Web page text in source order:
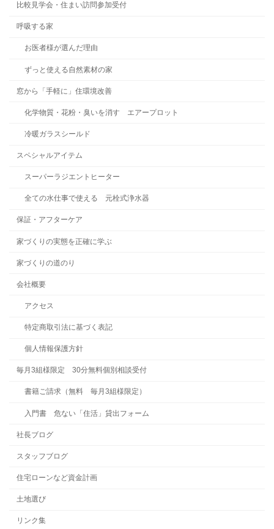
比較見学会・住まい訪問参加受付
呼吸する家
お医者様が選んだ理由
ずっと使える自然素材の家
窓から「手軽に」住環境改善
化学物質・花粉・臭いを消す エアープロット
冷暖ガラスシールド
スペシャルアイテム
スーパーラジエントヒーター
全ての水仕事で使える 元栓式浄水器
保証・アフターケア
家づくりの実態を正確に学ぶ
家づくりの道のり
会社概要
アクセス
特定商取引法に基づく表記
個人情報保護方針
毎月3組様限定 30分無料個別相談受付
書籍ご請求（無料 毎月3組様限定）
入門書 危ない「住活」貸出フォーム
社長ブログ
スタッフブログ
住宅ローンなど資金計画
土地選び
リンク集